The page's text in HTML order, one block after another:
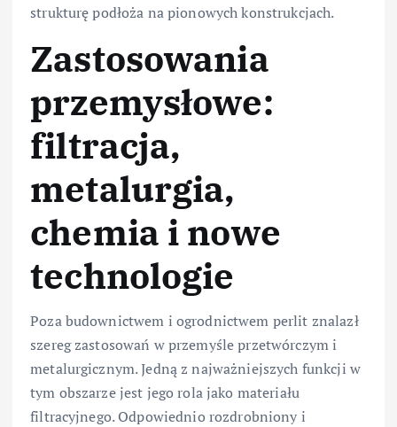
strukturę podłoża na pionowych konstrukcjach.
Zastosowania
przemysłowe:
filtracja,
metalurgia,
chemia i nowe
technologie
Poza budownictwem i ogrodnictwem perlit znalazł
szereg zastosowań w przemyśle przetwórczym i
metalurgicznym. Jedną z najważniejszych funkcji w
tym obszarze jest jego rola jako materiału
filtracyjnego. Odpowiednio rozdrobniony i